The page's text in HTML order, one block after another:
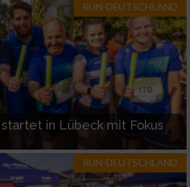
RUN-DEUTSCHLAND
in Lübeck mit Fokus
RUN-DEUTSCHLAND